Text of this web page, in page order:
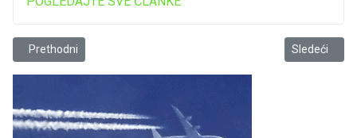
Prethodni članak: Pokreće se postupak za izmjene Ustava
Prethodni Sledeći
Sledeći